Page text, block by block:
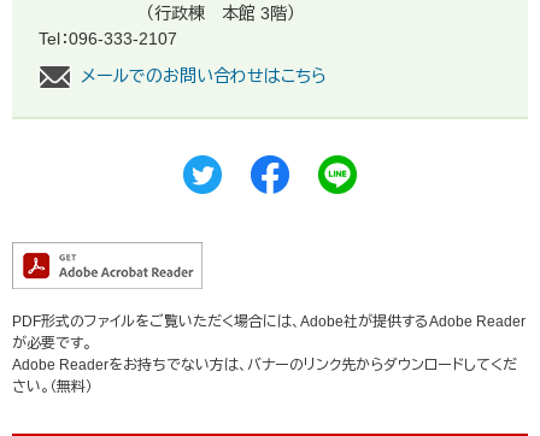
（行政棟 本館 3階）
Tel：096-333-2107
メールでのお問い合わせはこちら
PDF形式のファイルをご覧いただく場合には、Adobe社が提供するAdobe Reader
が必要です。
Adobe Readerをお持ちでない方は、バナーのリンク先からダウンロードしてくだ
さい。（無料）